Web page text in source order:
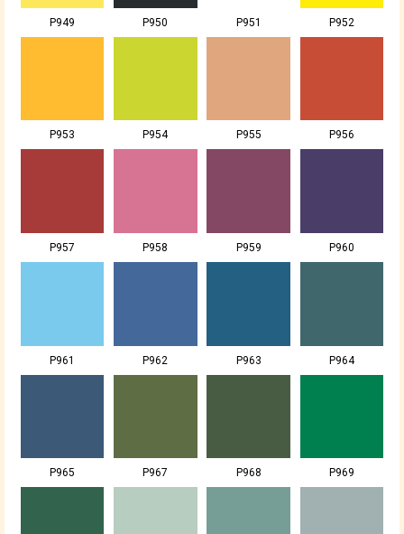
P949 P950 P951 P952
P953 P954 P955 P956
P957 P958 P959 P960
P961 P962 P963 P964
P965 P967 P968 P969